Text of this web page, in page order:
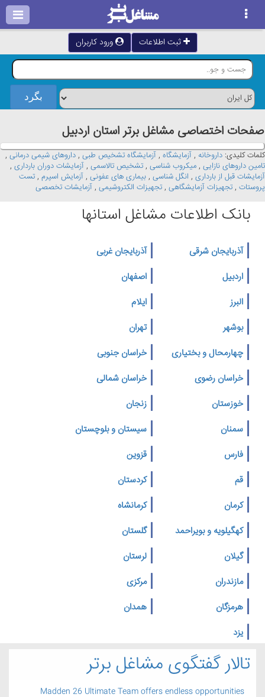
ثبت اطلاعات ورود کاربران
صفحات اختصاصی مشاغل برتر استان اردبيل
کلمات کلیدی: داروخانه , آزمایشگاه , آزمایشگاه تشخیص طبی , داروهای شیمی درمانی ,
تامین داروهای نازایی , میکروب شناسی , تشخیص تالاسمی , آزمایشات دوران بارداری ,
آزمایشات قبل از بارداری , انگل شناسی , بیماری های عفونی , آزمایش اسپرم , تست
پروستات , تجهیزات آزمایشگاهی , تجهیزات الکتروشیمی , آزمایشات تخصصی
بانک اطلاعات مشاغل استانها
آذربایجان شرقی
آذربایجان غربی
اردبیل
اصفهان
البرز
ایلام
بوشهر
تهران
چهارمحال و بختیاری
خراسان جنوبی
خراسان رضوی
خراسان شمالی
خوزستان
زنجان
سمنان
سیستان و بلوچستان
فارس
قزوین
قم
کردستان
کرمان
کرمانشاه
کهگیلویه و بویراحمد
گلستان
گیلان
لرستان
مازندران
مرکزی
هرمزگان
همدان
یزد
تالار گفتگوی مشاغل برتر
Madden 26 Ultimate Team offers endless opportunities